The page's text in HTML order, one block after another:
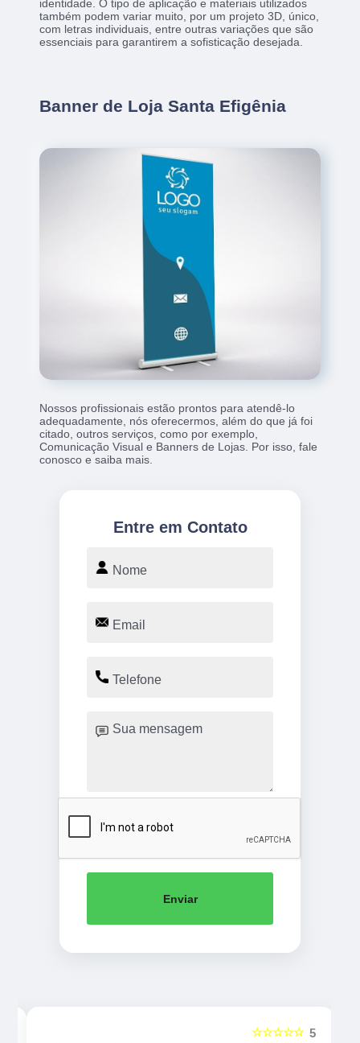
identidade. O tipo de aplicação e materiais utilizados
também podem variar muito, por um projeto 3D, único,
com letras individuais, entre outras variações que são
essenciais para garantirem a sofisticação desejada.
Banner de Loja Santa Efigênia
Nossos profissionais estão prontos para atendê-lo
adequadamente, nós oferecermos, além do que já foi
citado, outros serviços, como por exemplo,
Comunicação Visual e Banners de Lojas. Por isso, fale
conosco e saiba mais.
Entre em Contato
Enviar
5
☆☆☆☆☆